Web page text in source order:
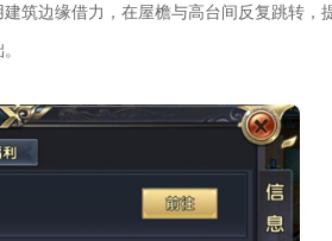
筑边缘借力，在屋檐与高台间反复跳转，